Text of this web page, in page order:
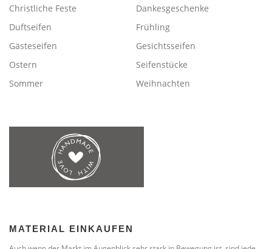
Christliche Feste
Dankesgeschenke
Duftseifen
Frühling
Gästeseifen
Gesichtsseifen
Ostern
Seifenstücke
Sommer
Weihnachten
MATERIAL EINKAUFEN